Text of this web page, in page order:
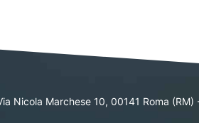
Nicola Marchese 10, 00141 Roma (RM)